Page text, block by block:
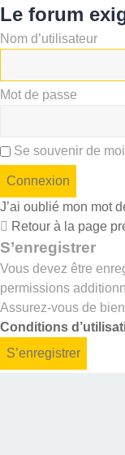
Le forum
Nom d’utilisateur
Mot de passe
Se souvenir de moi
J’ai oublié mon mot
Retour à la page
S’enregistrer
Vous devez être
permissions
Assurez-vous de
Conditions
S’enregistrer